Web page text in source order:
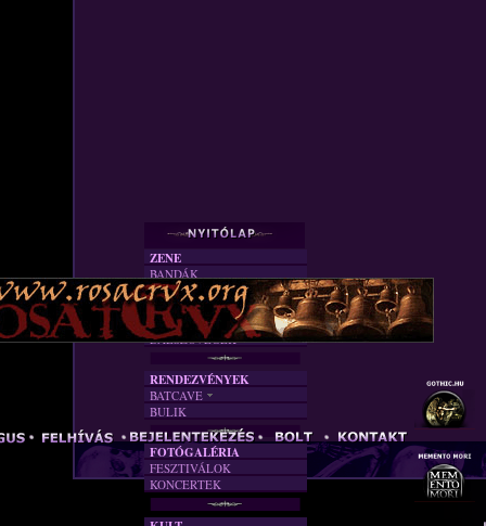
ZENE
BANDÁK
DVD
INTERJÚK
FORDÍTÁSOK
DALSZÖVEGEK
RENDEZVÉNYEK
BATCAVE
AKTUÁLIS
A MÚLT
BULIK
FOTÓGALÉRIA
FESZTIVÁLOK
KONCERTEK